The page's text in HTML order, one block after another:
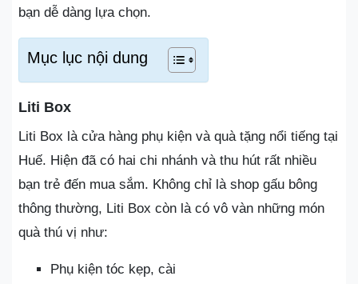
bạn dễ dàng lựa chọn.
Mục lục nội dung
Liti Box
Liti Box là cửa hàng phụ kiện và quà tặng nổi tiếng tại
Huế. Hiện đã có hai chi nhánh và thu hút rất nhiều
bạn trẻ đến mua sắm. Không chỉ là shop gấu bông
thông thường, Liti Box còn là có vô vàn những món
quà thú vị như:
Phụ kiện tóc kẹp, cài